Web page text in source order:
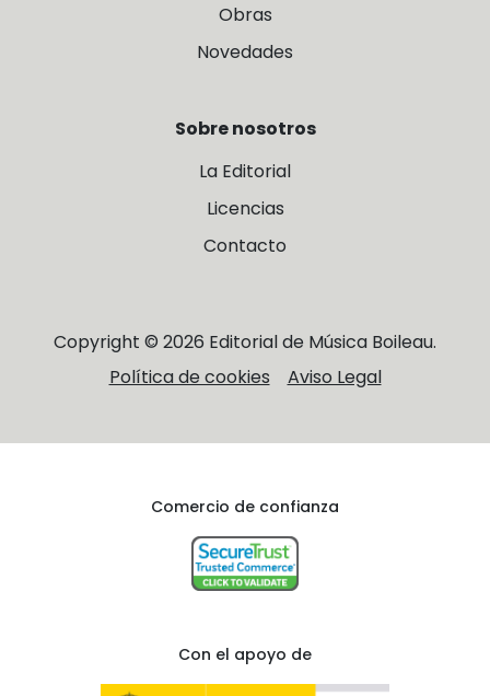
Obras
Novedades
Sobre nosotros
La Editorial
Licencias
Contacto
Copyright © 2026 Editorial de Música Boileau.
Política de cookies
Aviso Legal
Comercio de confianza
Con el apoyo de